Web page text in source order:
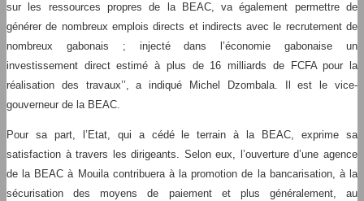
sur les ressources propres de la BEAC, va également permettre de
générer de nombreux emplois directs et indirects avec le recrutement de
nombreux gabonais ; injecté dans l’économie gabonaise un
investissement direct estimé à plus de 16 milliards de FCFA pour la
réalisation des travaux’’, a indiqué Michel Dzombala. Il est le vice-
gouverneur de la BEAC.
Pour sa part, l’Etat, qui a cédé le terrain à la BEAC, exprime sa
satisfaction à travers les dirigeants. Selon eux, l’ouverture d’une agence
de la BEAC à Mouila contribuera à la promotion de la bancarisation, à la
sécurisation des moyens de paiement et plus généralement, au